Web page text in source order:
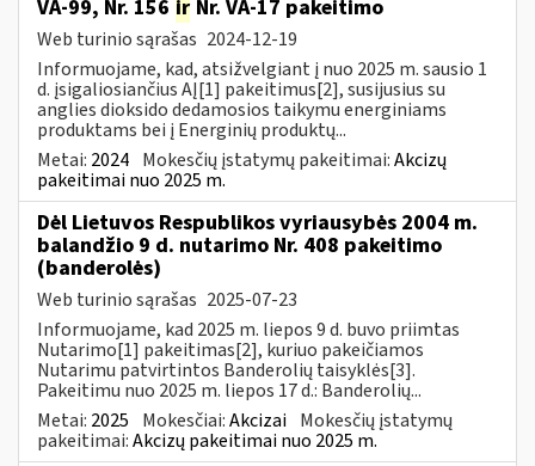
VA-99, Nr. 156 ir Nr. VA-17 pakeitimo
Web turinio sąrašas 2024-12-19
Informuojame, kad, atsižvelgiant į nuo 2025 m. sausio 1
d. įsigaliosiančius AĮ[1] pakeitimus[2], susijusius su
anglies dioksido dedamosios taikymu energiniams
produktams bei į Energinių produktų...
Metai: 2024 Mokesčių įstatymų pakeitimai:Akcizų
pakeitimai nuo 2025 m.
Dėl Lietuvos Respublikos vyriausybės 2004 m.
balandžio 9 d. nutarimo Nr. 408 pakeitimo
(banderolės)
Web turinio sąrašas 2025-07-23
Informuojame, kad 2025 m. liepos 9 d. buvo priimtas
Nutarimo[1] pakeitimas[2], kuriuo pakeičiamos
Nutarimu patvirtintos Banderolių taisyklės[3].
Pakeitimu nuo 2025 m. liepos 17 d.: Banderolių...
Metai: 2025 Mokesčiai:Akcizai Mokesčių įstatymų
pakeitimai:Akcizų pakeitimai nuo 2025 m.